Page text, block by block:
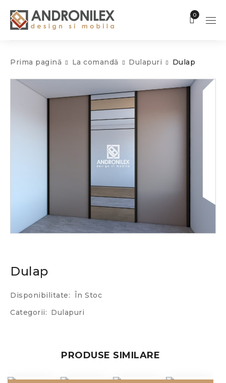
0
Prima pagină La comandă Dulapuri Dulap
Dulap
Disponibilitate: În Stoc
Categorii: Dulapuri
PRODUSE SIMILARE